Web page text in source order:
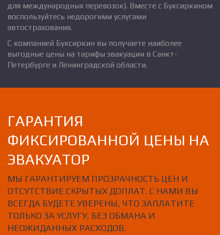
для международных перевозок). Вместе с Буксиркином
воспользуйтесь недорогими услугами
автострахования.
С компанией Буксиркин вы получаете наиболее
выгодные цены на тарифы эвакуации в Санкт-
Петербурге и Ленинградской области.
ГАРАНТИЯ
ФИКСИРОВАННОЙ ЦЕНЫ НА
ЭВАКУАТОР
МЫ ГАРАНТИРУЕМ ПРОЗРАЧНОСТЬ ЦЕН И
ОТСУТСТВИЕ СКРЫТЫХ ДОПЛАТ. С НАМИ ВЫ
ВСЕГДА БУДЕТЕ УВЕРЕНЫ, ЧТО ЗАПЛАТИТЕ
ТОЛЬКО ЗА УСЛУГУ, БЕЗ ОБМАНА И
НЕОЖИДАННЫХ РАСХОДОВ.